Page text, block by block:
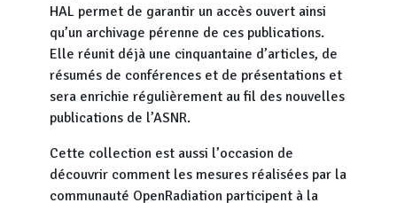
HAL permet de garantir un accès ouvert ainsi
qu’un archivage pérenne de ces publications.
Elle réunit déjà une cinquantaine d’articles, de
résumés de conférences et de présentations et
sera enrichie régulièrement au fil des nouvelles
publications de l’ASNR.
Cette collection est aussi l’occasion de
découvrir comment les mesures réalisées par la
communauté OpenRadiation participent à la